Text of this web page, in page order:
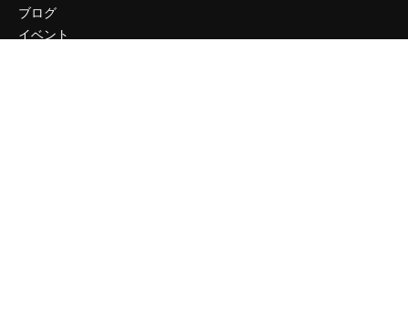
ブログ
イベント